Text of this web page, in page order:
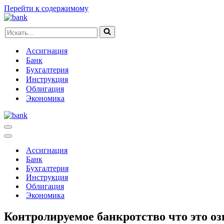
Перейти к содержимому
Искать...
Ассигнация
Банк
Бухгалтерия
Инструкция
Облигация
Экономика
Меню
навигации
Меню
навигацииАссигнация
Банк
Бухгалтерия
Инструкция
Облигация
Экономика
Контролируемое банкротство что это